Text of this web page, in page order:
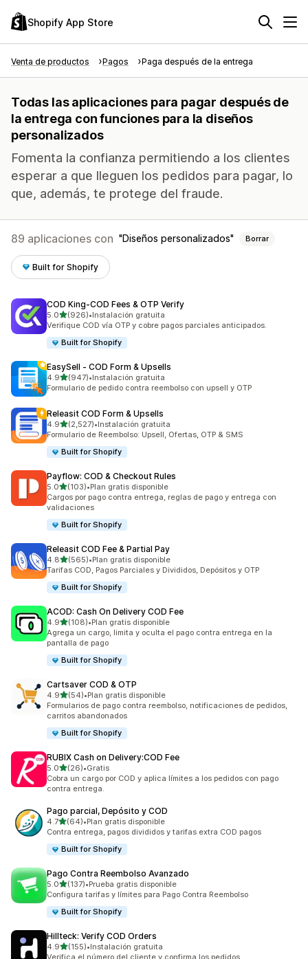
Shopify App Store
Venta de productos Pagos Paga después de la entrega
Todas las aplicaciones para pagar después de
la entrega con funciones para la diseños
personalizados
Fomenta la confianza permitiendo a los clientes
esperar a que lleguen los pedidos para pagar, lo
que, además, te protege del fraude.
89 aplicaciones con Diseños personalizados Borrar
Built for Shopify
COD King‑COD Fees & OTP Verify
5.0de 5 estrellas
(926)
926 reseñas en total
•Instalación gratuita
Verifique COD vía OTP y cobre pagos parciales anticipados.
Built for Shopify
EasySell ‑ COD Form & Upsells
4.9de 5 estrellas
(947)
947 reseñas en total
•Instalación gratuita
Formulario de pedido contra reembolso con upsell y OTP
Releasit COD Form & Upsells
4.9de 5 estrellas
(2,527)
2527 reseñas en total
•Instalación gratuita
Formulario de Reembolso: Upsell, Ofertas, OTP & SMS
Built for Shopify
Payflow: COD & Checkout Rules
5.0de 5 estrellas
(103)
103 reseñas en total
•Plan gratis disponible
Cargos por pago contra entrega, reglas de pago y entrega con
validaciones
Built for Shopify
Releasit COD Fee & Partial Pay
4.8de 5 estrellas
(565)
565 reseñas en total
•Plan gratis disponible
Tarifas COD, Pagos Parciales y Divididos, Depósitos y OTP
Built for Shopify
ACOD: Cash On Delivery COD Fee
4.9de 5 estrellas
(108)
108 reseñas en total
•Plan gratis disponible
Agrega un cargo, limita y oculta el pago contra entrega en la
pantalla de pago
Built for Shopify
Cartsaver COD & OTP
4.9de 5 estrellas
(54)
54 reseñas en total
•Plan gratis disponible
Formularios de pago contra reembolso, notificaciones de pedidos,
carritos abandonados
Built for Shopify
RUBIX Cash on Delivery:COD Fee
5.0de 5 estrellas
(26)
26 reseñas en total
•Gratis
Cobra un cargo por COD y aplica límites a los pedidos con pago
contra entrega.
Pago parcial, Depósito y COD
4.7de 5 estrellas
(64)
64 reseñas en total
•Plan gratis disponible
Contra entrega, pagos divididos y tarifas extra COD pagos
Built for Shopify
Pago Contra Reembolso Avanzado
5.0de 5 estrellas
(137)
137 reseñas en total
•Prueba gratis disponible
Configura tarifas y límites para Pago Contra Reembolso
Built for Shopify
Hillteck: Verify COD Orders
4.9de 5 estrellas
(155)
155 reseñas en total
•Instalación gratuita
Verifica el número del cliente y confirma los pedidos